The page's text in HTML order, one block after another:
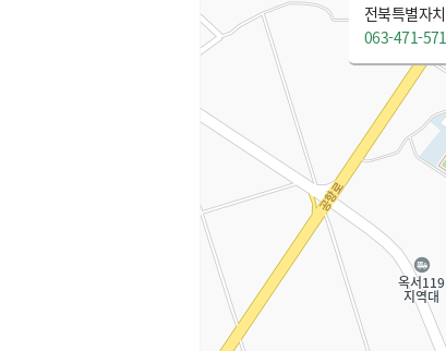
전북특별자
063-471-